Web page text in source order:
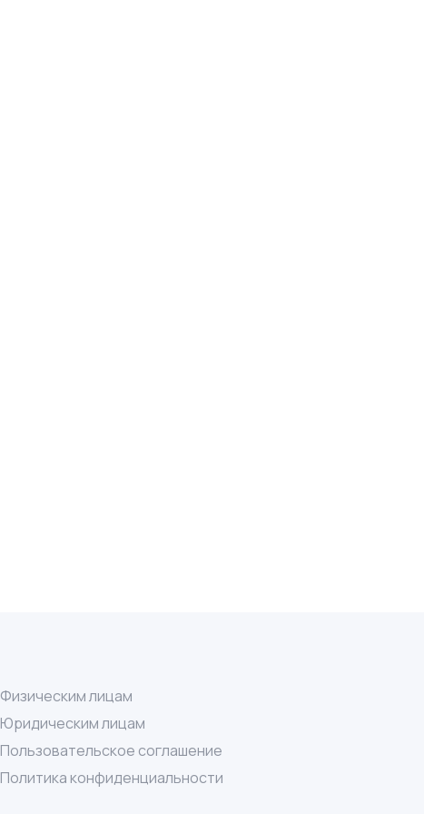
Физическим лицам
Юридическим лицам
Пользовательское соглашение
Политика конфиденциальности